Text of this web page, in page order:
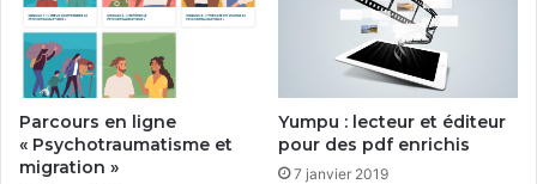
Parcours en ligne
« Psychotraumatisme et
migration »
Yumpu : lecteur et éditeur
pour des pdf enrichis
7 janvier 2019